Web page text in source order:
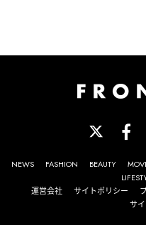
NEWS FASHION BEAUTY
運営会社
サイトポリシー
サ